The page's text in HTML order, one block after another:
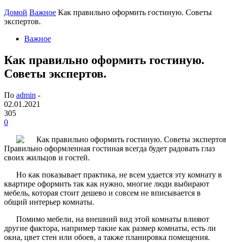
Домой Важное Как правильно оформить гостиную. Советы
экспертов.
Важное
Как правильно оформить гостиную.
Советы экспертов.
По admin -
02.01.2021
305
0
Правильно оформленная гостиная всегда будет радовать глаз
своих жильцов и гостей.
Но как показывает практика, не всем удается эту комнату в
квартире оформить так как нужно, многие люди выбирают
мебель, которая стоит дешево и совсем не вписывается в
общий интерьер комнаты.
Помимо мебели, на внешний вид этой комнаты влияют
другие фактора, например такие как размер комнаты, есть ли
окна, цвет стен или обоев, а также планировка помещения.